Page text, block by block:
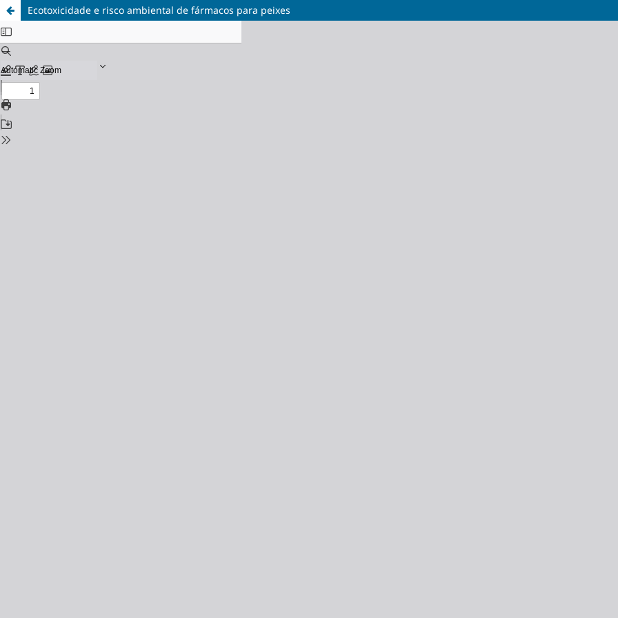
Ecotoxicidade e risco ambiental de fármacos para peixes